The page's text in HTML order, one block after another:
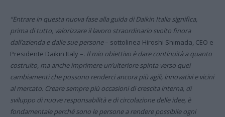
“Entrare in questa nuova fase alla guida di Daikin Italia significa,
prima di tutto, valorizzare il lavoro straordinario svolto finora
dall’azienda e dalle sue persone– sottolinea Hiroshi Shimada, CEO e
Presidente Daikin Italy –. Il mio obiettivo è dare continuità a quanto
costruito, ma anche imprimere un’ulteriore spinta verso quei
cambiamenti che possono renderci ancora più agili, innovativi e vicini
al mercato. Creare sempre più occasioni di crescita interna, di
sviluppo di nuove responsabilità e di circolazione delle idee, è
fondamentale perché sono le persone a rendere possibile ogni